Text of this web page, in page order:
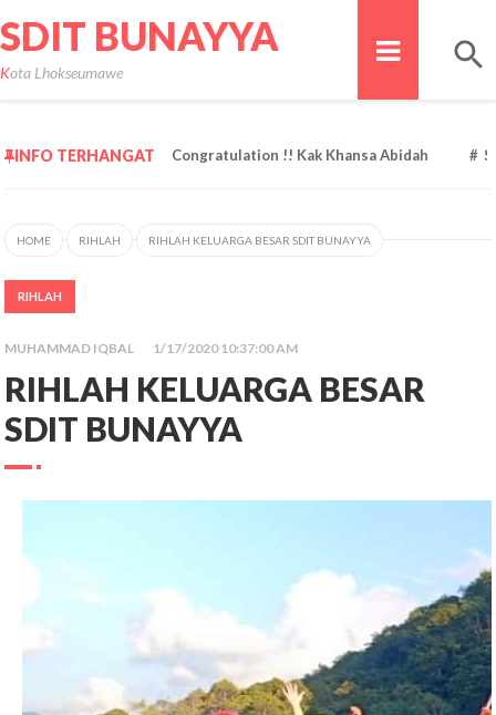
SDIT BUNAYYA
Kota Lhokseumawe
INFO TERHANGAT
Congratulation !! Kak Khansa Abidah Selamat !! Kak Nadhira
HOME RIHLAH RIHLAH KELUARGA BESAR SDIT BUNAYYA
RIHLAH
MUHAMMAD IQBAL 1/17/2020 10:37:00 AM
RIHLAH KELUARGA BESAR
SDIT BUNAYYA